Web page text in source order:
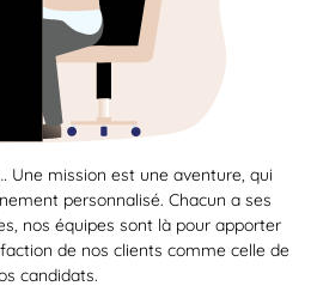
Une mission est une aventure, qui
personnalisé. Chacun a ses
nos équipes sont là pour apporter
de nos clients comme celle de
candidats.